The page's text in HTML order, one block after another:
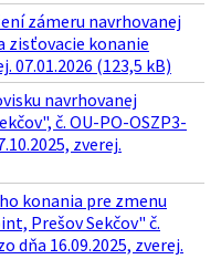
zámeru navrhovanej
zisťovacie konanie
07.01.2026 (123,5 kB)
navrhovanej
č. OU-PO-OSZP3-
zverej.
konania pre zmenu
Prešov Sekčov" č.
dňa 16.09.2025, zverej.